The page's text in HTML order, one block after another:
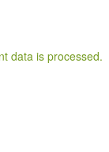
data is processed.